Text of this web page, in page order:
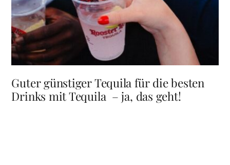
Guter günstiger Tequila für die besten
Drinks mit Tequila – ja, das geht!